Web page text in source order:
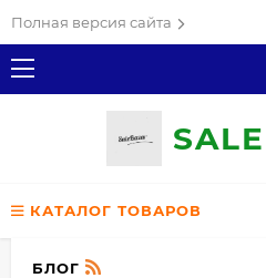
Полная версия сайта
SALE
КАТАЛОГ ТОВАРОВ
БЛОГ